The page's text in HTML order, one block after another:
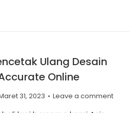
Ulang Desain
Online
31, 2023 Leave a comment